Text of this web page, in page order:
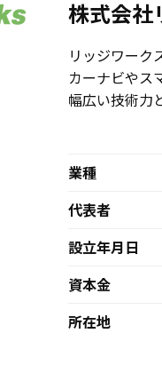
株式会社
リッジワーク
カーナビやス
幅広い技術力
業種
代表者
設立年月日
資本金
所在地